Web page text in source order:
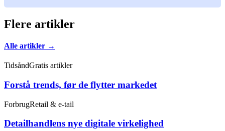
Flere artikler
Alle artikler →
TidsåndGratis artikler
Forstå trends, før de flytter markedet
ForbrugRetail & e-tail
Detailhandlens nye digitale virkelighed